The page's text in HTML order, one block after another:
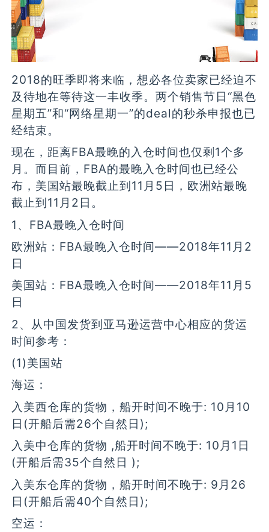
2018的旺季即将来临，想必各位卖家已经迫不
及待地在等待这一丰收季。两个销售节日“黑色
星期五”和“网络星期一”的deal的秒杀申报也已
经结束。
现在，距离FBA最晚的入仓时间也仅剩1个多
月。而目前，FBA的最晚入仓时间也已经公
布，美国站最晚截止到11月5日，欧洲站最晚
截止到11月2日。
1、FBA最晚入仓时间
欧洲站：FBA最晚入仓时间——2018年11月2
日
美国站：FBA最晚入仓时间——2018年11月5
日
2、从中国发货到亚马逊运营中心相应的货运
时间参考：
(1)美国站
海运：
入美西仓库的货物，船开时间不晚于: 10月10
日(开船后需26个自然日);
入美中仓库的货物 ,船开时间不晚于: 10月1日
(开船后需35个自然日 );
入美东仓库的货物，船开时间不晚于: 9月26
日(开船后需40个自然日);
空运：